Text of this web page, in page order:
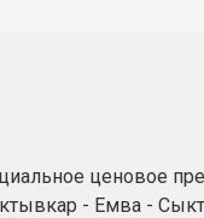
ценовое
- Емва -